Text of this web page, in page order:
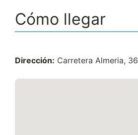
Cómo llegar
Dirección: Carretera Almeria, 36